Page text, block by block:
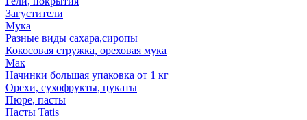
Загустители
Мука
Разные виды сахара,сиропы
Кокосовая стружка, ореховая мука
Мак
Начинки большая упаковка от 1 кг
Орехи, сухофрукты, цукаты
Пюре, пасты
Пасты Tatis